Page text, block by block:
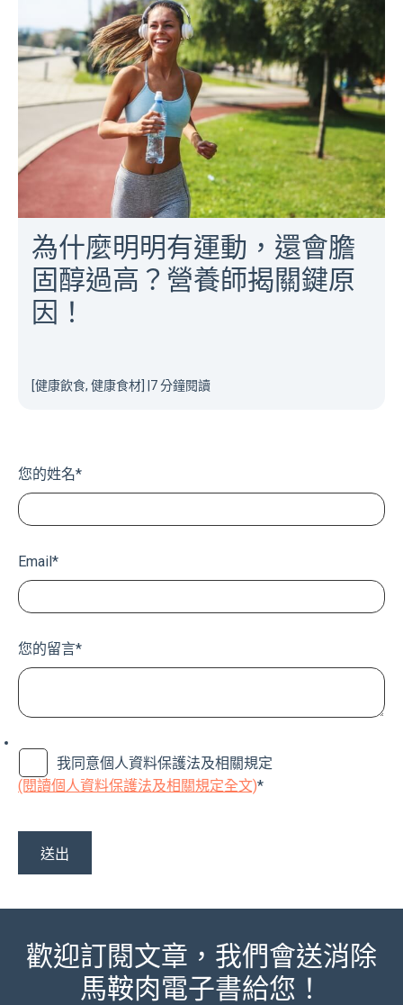
為什麼明明有運動，還會膽
固醇過高？營養師揭關鍵原
因！
[健康飲食, 健康食材] 7 分鐘閱讀
您的姓名*
Email*
您的留言*
我同意個人資料保護法及相關規定
(閱讀個人資料保護法及相關規定全文)*
歡迎訂閱文章，我們會送消除
馬鞍肉電子書給您！